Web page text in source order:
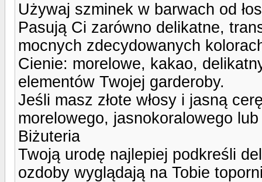
Używaj szminek w barwach od
Pasują Ci zarówno delikatne,
mocnych zdecydowanych
Cienie: morelowe, kakao,
elementów Twojej garderoby.
Jeśli masz złote włosy i jasną
morelowego, jasnokoralowego
Biżuteria
Twoją urodę najlepiej podkreśli
ozdoby wyglądają na Tobie